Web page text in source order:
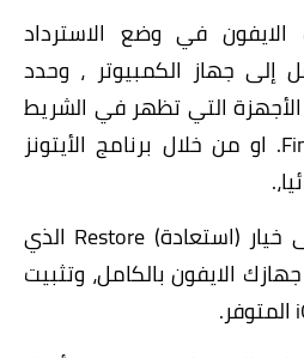
إلى جهاز الكمبيوتر ، وحدد
التي تظهر في الشريط
الجانبي من نافذة Finder. او من خلال برنامج الأيتونز
5- الان قم بالضغط على خيار (استعادة) Restore الذي
الايفون بالكامل، وتثبيت